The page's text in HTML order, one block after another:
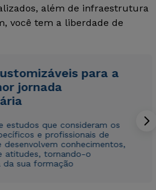
além de infraestrutura
você tem a liberdade de
para a
jornada
estudos que consideram os
e profissionais de
desenvolvem conhecimentos,
atitudes, tornando-o
da sua formação